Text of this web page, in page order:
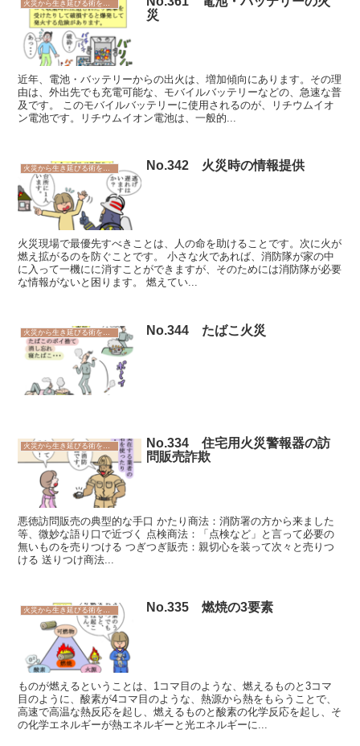
火災から生き延びる術を学ぼう
災
近年、電池・バッテリーからの出火は、増加傾向にあります。その理
由は、外出先でも充電可能な、モバイルバッテリーなどの、急速な普
及です。 このモバイルバッテリーに使用されるのが、リチウムイオ
ン電池です。リチウムイオン電池は、一般的...
No.342 火災時の情報提供
火災現場で最優先すべきことは、人の命を助けることです。次に火が
燃え拡がるのを防ぐことです。 小さな火であれば、消防隊が家の中
に入って一機にに消すことができますが、そのためには消防隊が必要
な情報がないと困ります。 燃えてい...
火災から生き延びる術を学ぼう No.344 たばこ火災
No.334 住宅用火災警報器の訪
問販売詐欺
悪徳訪問販売の典型的な手口 かたり商法：消防署の方から来ました
等、微妙な語り口で近づく 点検商法：「点検など」と言って必要の
無いものを売りつける つぎつぎ販売：親切心を装って次々と売りつ
ける 送りつけ商法...
火災から生き延びる術を学ぼう No.335 燃焼の3要素
ものが燃えるということは、1コマ目のような、燃えるものと3コマ
目のように、酸素が4コマ目のような、熱源から熱をもらうことで、
高速で高温な熱反応を起し、燃えるものと酸素の化学反応を起し、そ
の化学エネルギーが熱エネルギーと光エネルギーに...